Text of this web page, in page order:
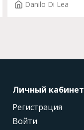
Danilo Di Lea
Личный кабинет
Регистрация
Войти